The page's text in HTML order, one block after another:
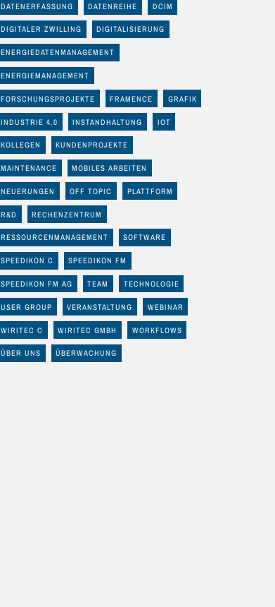
DATENERFASSUNG DATENREIHE DCIM
DIGITALER ZWILLING DIGITALISIERUNG
ENERGIEDATENMANAGEMENT
ENERGIEMANAGEMENT
FORSCHUNGSPROJEKTE FRAMENCE GRAFIK
INDUSTRIE 4.0 INSTANDHALTUNG IOT
KOLLEGEN KUNDENPROJEKTE
MAINTENANCE MOBILES ARBEITEN
NEUERUNGEN OFF TOPIC PLATTFORM
R&D RECHENZENTRUM
RESSOURCENMANAGEMENT SOFTWARE
SPEEDIKON C SPEEDIKON FM
SPEEDIKON FM AG TEAM TECHNOLOGIE
USER GROUP VERANSTALTUNG WEBINAR
WIRITEC C WIRITEC GMBH WORKFLOWS
ÜBER UNS ÜBERWACHUNG